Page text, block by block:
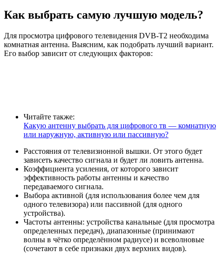
Как выбрать самую лучшую модель?
Для просмотра цифрового телевидения DVB-T2 необходима
комнатная антенна. Выясним, как подобрать лучший вариант.
Его выбор зависит от следующих факторов:
Читайте также:
Какую антенну выбрать для цифрового тв — комнатную
или наружную, активную или пассивную?
Расстояния от телевизионной вышки. От этого будет
зависеть качество сигнала и будет ли ловить антенна.
Коэффициента усиления, от которого зависит
эффективность работы антенны и качество
передаваемого сигнала.
Выбора активной (для использования более чем для
одного телевизора) или пассивной (для одного
устройства).
Частоты антенны: устройства канальные (для просмотра
определенных передач), диапазонные (принимают
волны в чётко определённом радиусе) и всеволновые
(сочетают в себе признаки двух верхних видов).